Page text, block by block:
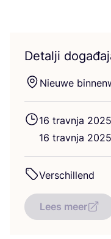
Detalji
Nieuwe
16 trav­nja 2025
16 trav­nja 2025
Ver­s­c­hil­lend
Lees meer